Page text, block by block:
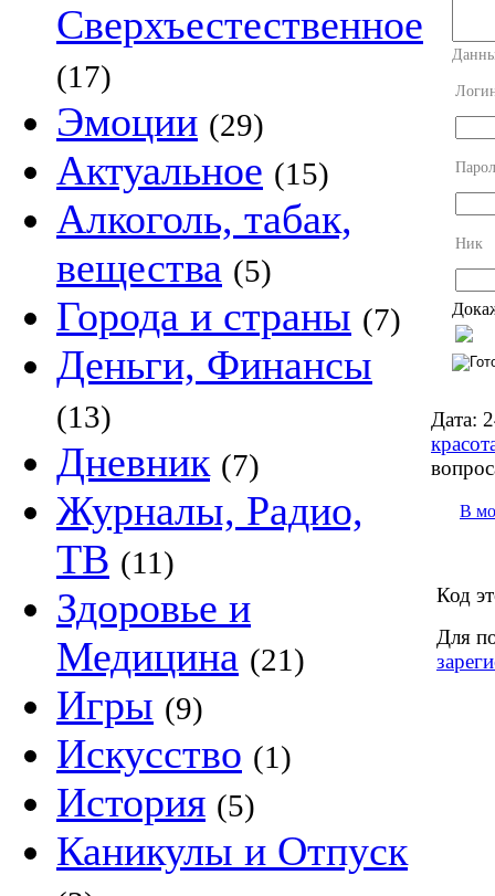
Сверхъестественное
(17)
Эмоции (29)
Актуальное (15)
Алкоголь, табак,
вещества (5)
Города и страны (7)
Деньги, Финансы
(13)
Дневник (7)
Журналы, Радио,
ТВ (11)
Здоровье и
Медицина (21)
Игры (9)
Искусство (1)
История (5)
Каникулы и Отпуск
Ник
Дата:
В
Код
Для